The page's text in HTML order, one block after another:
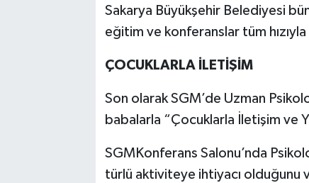
Sakarya Büyükşehir Belediyesi
eğitim ve konferanslar tüm
ÇOCUKLARLA İLETİŞİM
Son olarak SGM’de Uzman
babalarla “Çocuklarla İletişim ve
SGMKonferans Salonu’nda
türlü aktiviteye ihtiyacı olduğunu